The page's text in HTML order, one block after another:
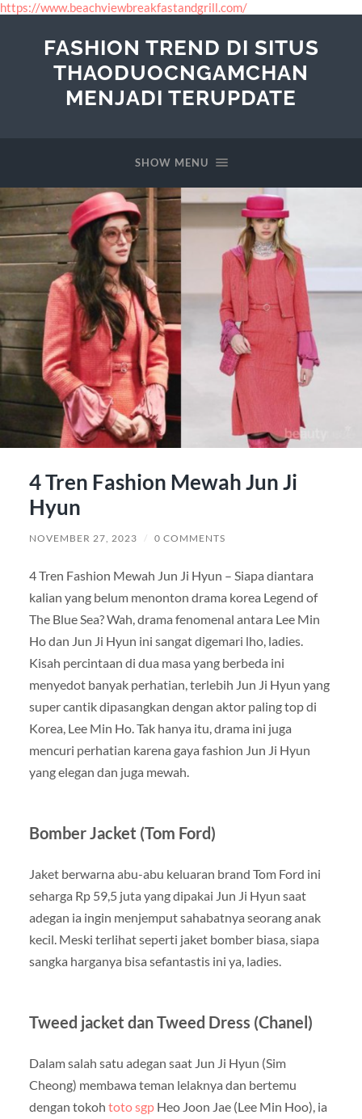
https://www.beachviewbreakfastandgrill.com/
FASHION TREND DI SITUS
THAODUOCNGAMCHAN
MENJADI TERUPDATE
SHOW MENU
4 Tren Fashion Mewah Jun Ji
Hyun
NOVEMBER 27, 2023 / 0 COMMENTS
4 Tren Fashion Mewah Jun Ji Hyun – Siapa diantara
kalian yang belum menonton drama korea Legend of
The Blue Sea? Wah, drama fenomenal antara Lee Min
Ho dan Jun Ji Hyun ini sangat digemari lho, ladies.
Kisah percintaan di dua masa yang berbeda ini
menyedot banyak perhatian, terlebih Jun Ji Hyun yang
super cantik dipasangkan dengan aktor paling top di
Korea, Lee Min Ho. Tak hanya itu, drama ini juga
mencuri perhatian karena gaya fashion Jun Ji Hyun
yang elegan dan juga mewah.
Bomber Jacket (Tom Ford)
Jaket berwarna abu-abu keluaran brand Tom Ford ini
seharga Rp 59,5 juta yang dipakai Jun Ji Hyun saat
adegan ia ingin menjemput sahabatnya seorang anak
kecil. Meski terlihat seperti jaket bomber biasa, siapa
sangka harganya bisa sefantastis ini ya, ladies.
Tweed jacket dan Tweed Dress (Chanel)
Dalam salah satu adegan saat Jun Ji Hyun (Sim
Cheong) membawa teman lelaknya dan bertemu
dengan tokoh toto sgpHeo Joon Jae (Lee Min Hoo), ia